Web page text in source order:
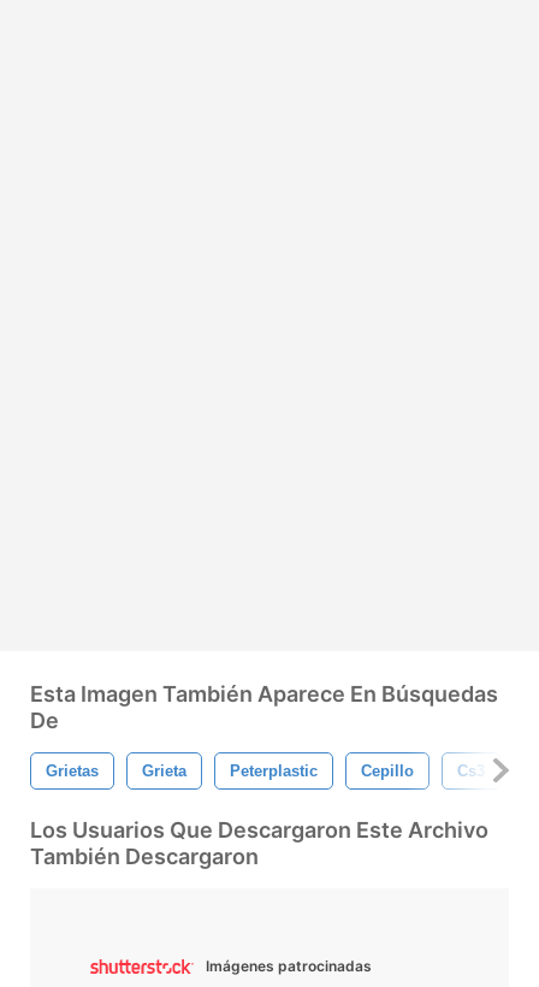
Esta Imagen También Aparece En Búsquedas
De
Grietas Grieta Peterplastic Cepillo Cs3
Los Usuarios Que Descargaron Este Archivo
También Descargaron
Imágenes patrocinadas